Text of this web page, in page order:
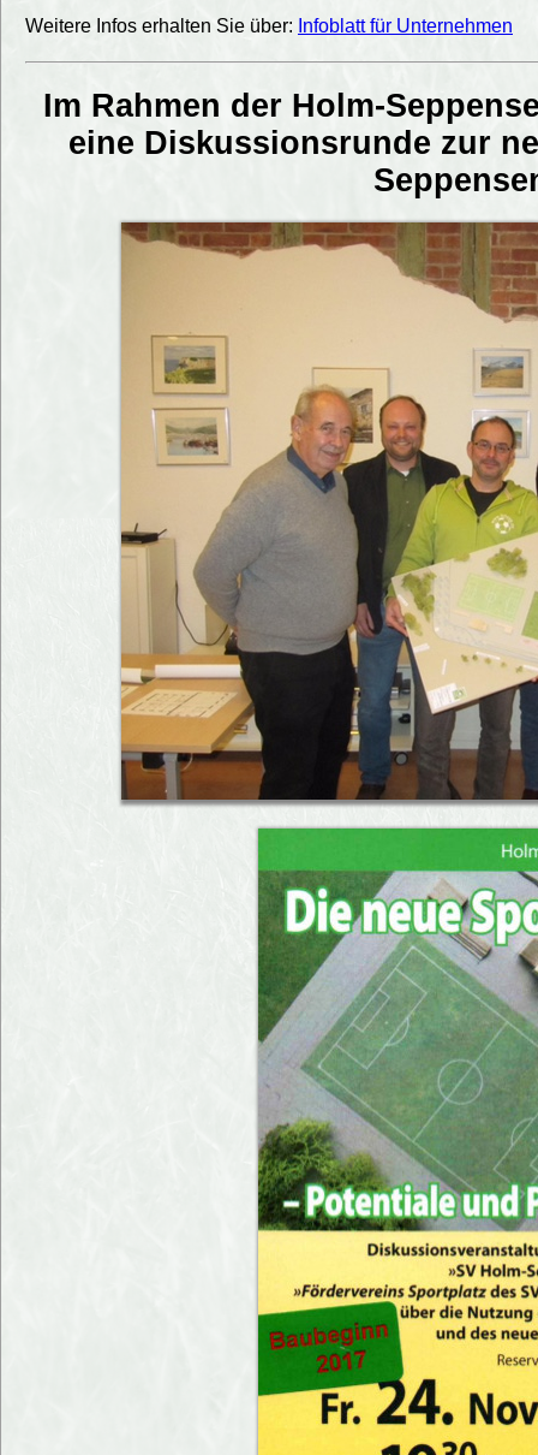
Weitere Infos erhalten Sie über: Infoblatt für Unternehmen
Im Rahmen der Holm-
eine Diskussionsrunde zur